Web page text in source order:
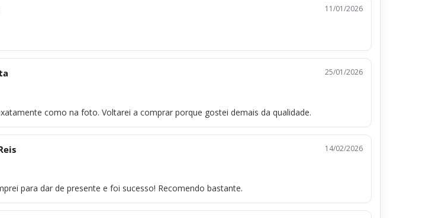
11/01/2026
25/01/2026
como na foto. Voltarei a comprar porque gostei demais da qualidade.
14/02/2026
para dar de presente e foi sucesso! Recomendo bastante.